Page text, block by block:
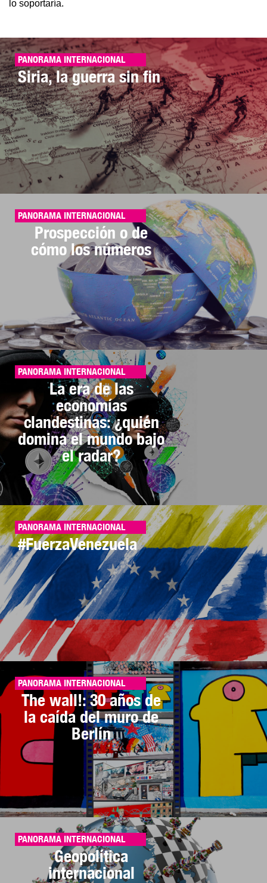
lo soportaría.
PANORAMA INTERNACIONAL
Siria, la guerra sin fin
PANORAMA INTERNACIONAL
Prospección o de
cómo los números
PANORAMA INTERNACIONAL
La era de las
economías
clandestinas: ¿quién
domina el mundo bajo
el radar?
PANORAMA INTERNACIONAL
#FuerzaVenezuela
PANORAMA INTERNACIONAL
The wall!: 30 años de
la caída del muro de
Berlín
PANORAMA INTERNACIONAL
Geopolítica
internacional